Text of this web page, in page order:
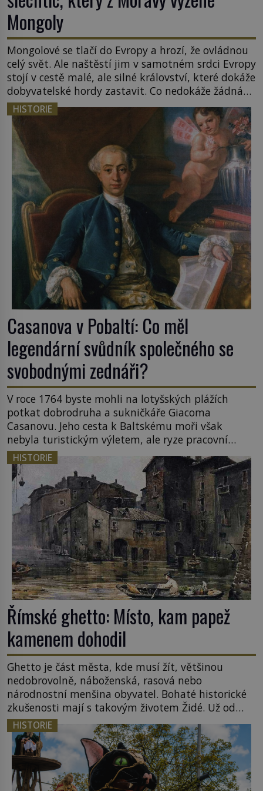
Mongoly
Mongolové se tlačí do Evropy a hrozí, že ovládnou
celý svět. Ale naštěstí jim v samotném srdci Evropy
stojí v cestě malé, ale silné království, které dokáže
dobyvatelské hordy zastavit. Co nedokáže žádná
z asijských říší, co nedokážou Němci – to dokáže
český král. Nebo že by ne? Mongolové od roku 1223
postupují podél Kaspického a Azovského moře, […]
HISTORIE
Casanova v Pobaltí: Co měl
legendární svůdník společného se
svobodnými zednáři?
V roce 1764 byste mohli na lotyšských plážích
potkat dobrodruha a sukničkáře Giacoma
Casanovu. Jeho cesta k Baltskému moři však
nebyla turistickým výletem, ale ryze pracovní
cestou se zištnými úmysly. Jaký cíl Casanova
sledoval, když se například procházel uličkami
lotyšské Rigy? Casanova v Pobaltí kontaktoval
tamní zednářské lóže. Nebyl v této oblasti žádným
nováčkem, protože do zednářské […]
HISTORIE
Římské ghetto: Místo, kam papež
kamenem dohodil
Ghetto je část města, kde musí žít, většinou
nedobrovolně, náboženská, rasová nebo
národnostní menšina obyvatel. Bohaté historické
zkušenosti mají s takovým životem Židé. Už od
středověku jsou totiž v každou chvíli nuceni v
nějakém žít. Mezi ty nejslavnější patří i římské
ghetto založené v roce 1555. Pokud jde o vztah
k Židům, nemá se Řím čím chlubit. […]
HISTORIE